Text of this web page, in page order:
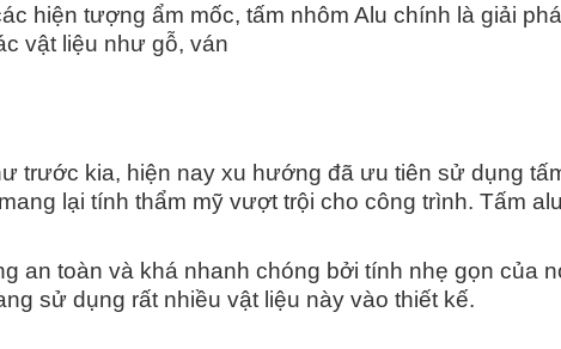
hiện tượng ẩm mốc, tấm nhôm Alu chính là giải
vật liệu như gỗ, ván
trước kia, hiện nay xu hướng đã ưu tiên sử dụng
lại tính thẩm mỹ vượt trội cho công trình. Tấm
an toàn và khá nhanh chóng bởi tính nhẹ gọn của
sử dụng rất nhiều vật liệu này vào thiết kế.